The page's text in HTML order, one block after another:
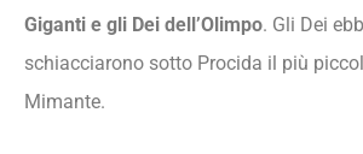
Giganti e gli Dei dell’Olimpo. Gli Dei
schiacciarono sotto Procida il più
Mimante.